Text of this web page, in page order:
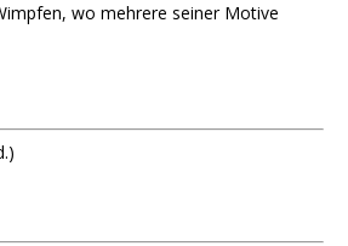
wo mehrere seiner Motive